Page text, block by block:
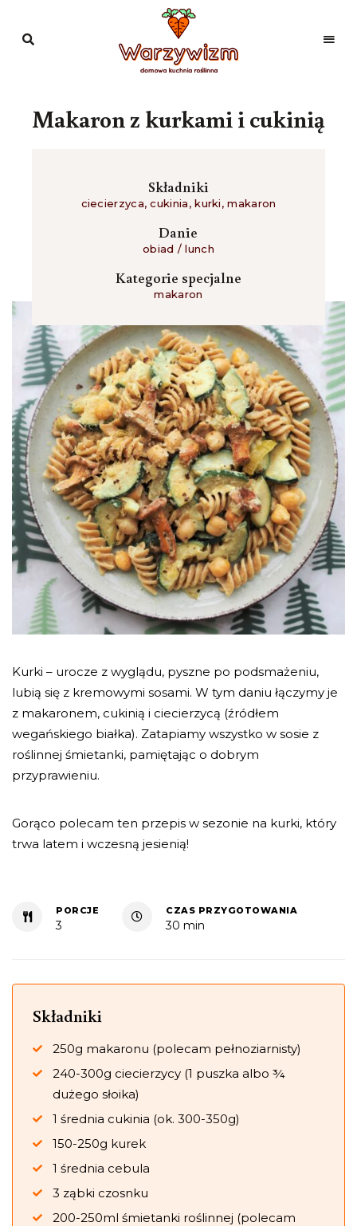
Domowa
Makaron z kurkami i cukinią
Składniki
ciecierzyca,cukinia,kurki,makaron
Danie
obiad / lunch
Kategorie specjalne
makaron
Kurki – urocze z wyglądu, pyszne po podsmażeniu,
lubią się z kremowymi sosami. W tym daniu łączymy je
z makaronem, cukinią i ciecierzycą (źródłem
wegańskiego białka). Zatapiamy wszystko w sosie z
roślinnej śmietanki, pamiętając o dobrym
przyprawieniu.
Gorąco polecam ten przepis w sezonie na kurki, który
trwa latem i wczesną jesienią!
PORCJE
3
CZAS PRZYGOTOWANIA
30 min
Składniki
250g makaronu (polecam pełnoziarnisty)
240-300g ciecierzycy (1 puszka albo ¾
dużego słoika)
1 średnia cukinia (ok. 300-350g)
150-250g kurek
1 średnia cebula
3 ząbki czosnku
200-250ml śmietanki roślinnej (polecam